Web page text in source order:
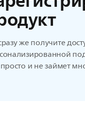
же получите
и не займет